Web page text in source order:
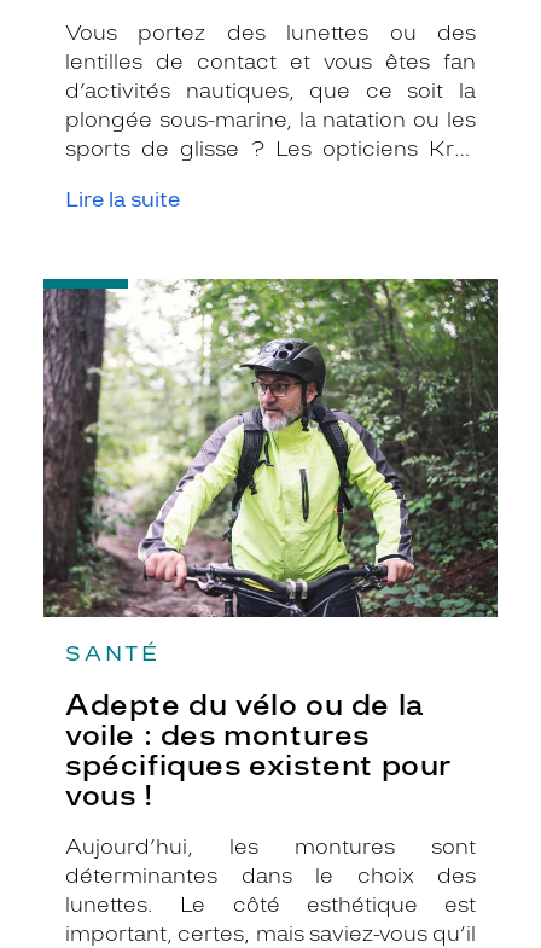
Vous portez des lunettes ou des
lentilles de contact et vous êtes fan
d’activités nautiques, que ce soit la
plongée sous-marine, la natation ou les
sports de glisse ? Les opticiens Krys
puissiez pratiquer votre passion
Lire la suite
SANTÉ
Adepte du vélo ou de la
voile : des montures
spécifiques existent pour
vous !
Aujourd’hui, les montures sont
déterminantes dans le choix des
lunettes. Le côté esthétique est
important, certes, mais saviez-vous qu’il
-
Adepte
du
vélo
ou
de
la
voile
:
des
montures
spécifiques
existent
pour
vous
!